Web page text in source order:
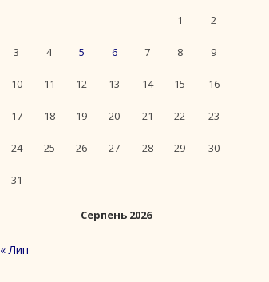
Серпень 2026
1 2
3 4 5 6 7 8 9
10 11 12 13 14 15 16
17 18 19 20 21 22 23
24 25 26 27 28 29 30
31
« Лип